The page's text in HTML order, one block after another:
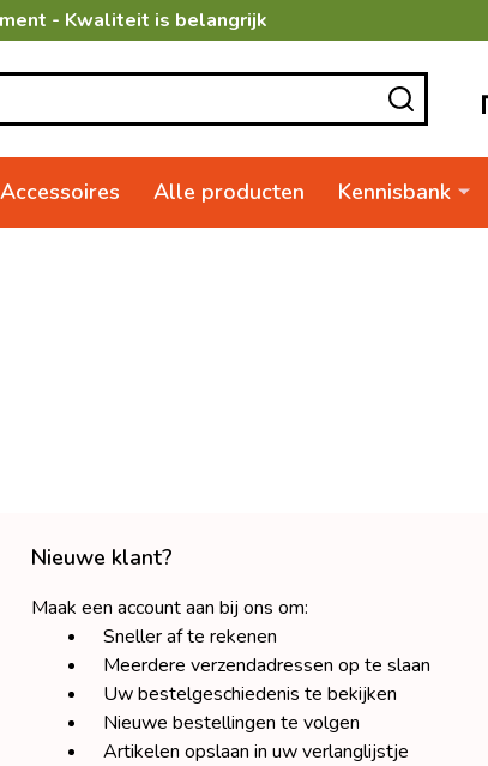
- Kwaliteit is belangrijk
ZOEKEN
Accessoires Alle producten Kennisbank
Nieuwe klant?
Maak een account aan bij ons om:
Sneller af te rekenen
Meerdere verzendadressen op te slaan
Uw bestelgeschiedenis te bekijken
Nieuwe bestellingen te volgen
Artikelen opslaan in uw verlanglijstje